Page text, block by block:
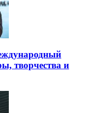
творчества и